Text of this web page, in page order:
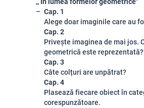
Cap. 1
Alege doar imaginile care au
Cap. 2
Privește imaginea de mai jos.
geometrică este reprezentată?
Cap. 3
Câte colțuri are unpătrat?
Cap. 4
Plasează fiecare obiect în
corespunzătoare.